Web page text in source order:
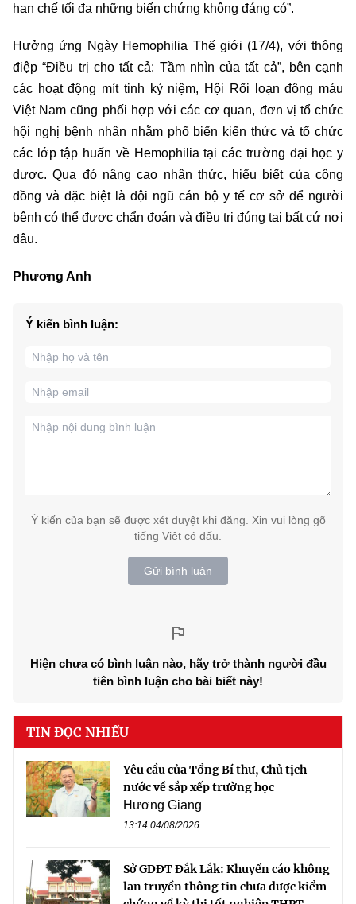
hạn chế tối đa những biến chứng không đáng có”.
Hưởng ứng Ngày Hemophilia Thế giới (17/4), với thông
điệp “Điều trị cho tất cả: Tầm nhìn của tất cả”, bên cạnh
các hoạt động mít tinh kỷ niệm, Hội Rối loạn đông máu
Việt Nam cũng phối hợp với các cơ quan, đơn vị tổ chức
hội nghị bệnh nhân nhằm phổ biến kiến thức và tổ chức
các lớp tập huấn về Hemophilia tại các trường đại học y
dược. Qua đó nâng cao nhận thức, hiểu biết của cộng
đồng và đặc biệt là đội ngũ cán bộ y tế cơ sở để người
bệnh có thể được chẩn đoán và điều trị đúng tại bất cứ nơi
đâu.
Phương Anh
Ý kiến bình luận:
Ý kiến của bạn sẽ được xét duyệt khi đăng. Xin vui lòng gõ
tiếng Việt có dấu.
Gửi bình luận
Hiện chưa có bình luận nào, hãy trở thành người đầu
tiên bình luận cho bài biết này!
TIN ĐỌC NHIỀU
Yêu cầu của Tổng Bí thư, Chủ tịch
nước về sắp xếp trường học
Hương Giang
13:14 04/08/2026
Sở GDĐT Đắk Lắk: Khuyến cáo không
lan truyền thông tin chưa được kiểm